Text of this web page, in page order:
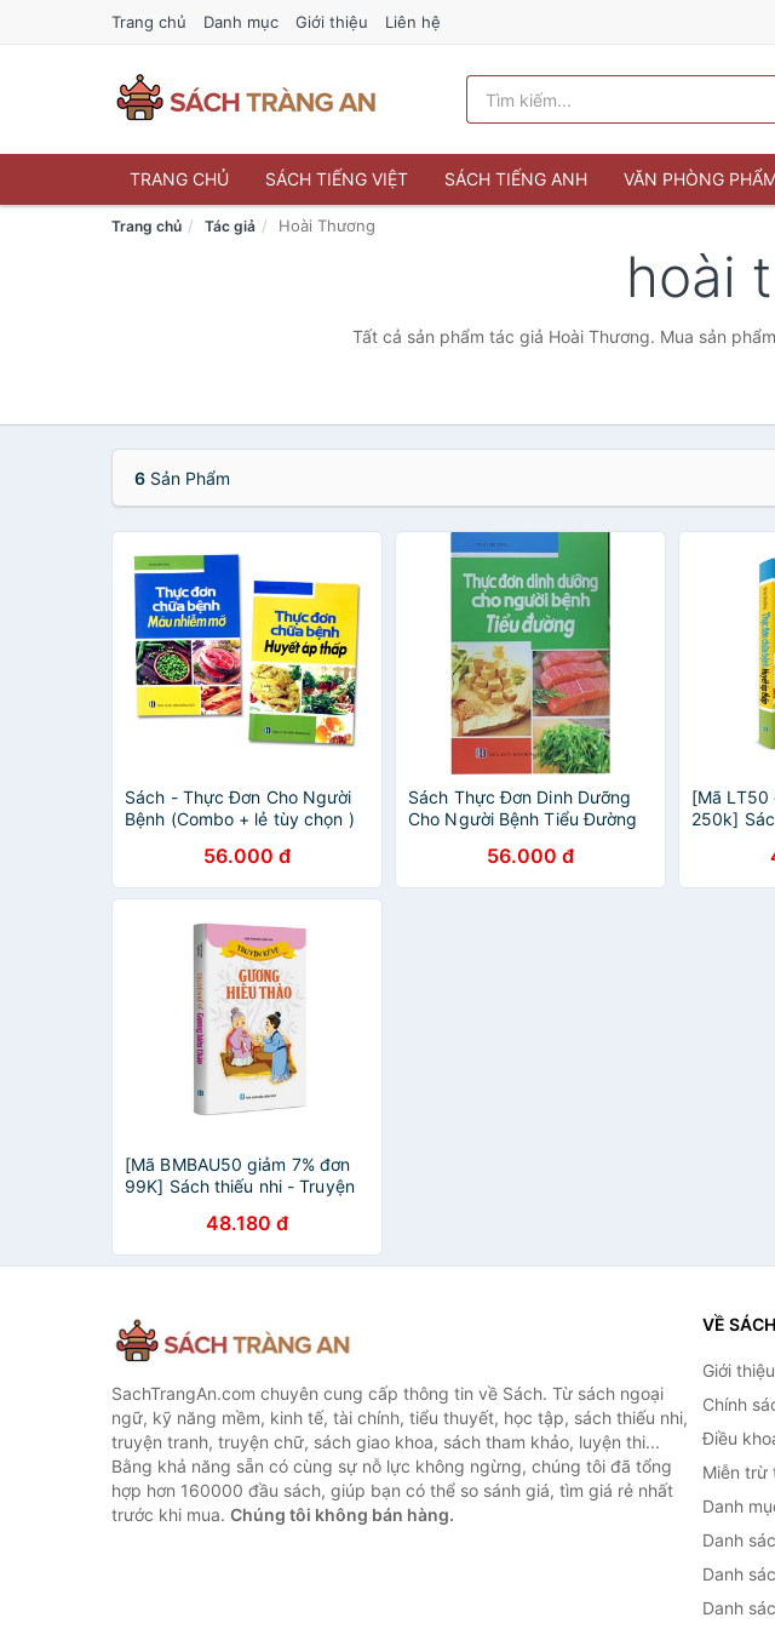
Trang chủ Danh mục Giới thiệu Liên hệ
TRANG CHỦ SÁCH TIẾNG VIỆT SÁCH TIẾNG ANH VĂN PHÒNG
Trang chủ Tác giả Hoài Thương
hoài
Tất cả sản phẩm tác giả Hoài Thương. Mua sản
6 Sản Phẩm
Sách - Thực Đơn Cho Người
Bệnh (Combo + lẻ tùy chọn )
56.000 đ
Sách Thực Đơn Dinh Dưỡng
Cho Người Bệnh Tiểu Đường
56.000 đ
[Mã LT50
250k]
huyết áp
[Mã BMBAU50 giảm 7% đơn
99K] Sách thiếu nhi - Truyện
48.180 đ
SachTrangAn.com chuyên cung cấp thông tin về Sách. Từ sách ngoại
ngữ, kỹ năng mềm, kinh tế, tài chính, tiểu thuyết, học tập, sách thiếu nhi,
truyện tranh, truyện chữ, sách giao khoa, sách tham khảo, luyện thi...
Bằng khả năng sẵn có cùng sự nỗ lực không ngừng, chúng tôi đã tổng
hợp hơn 160000 đầu sách, giúp bạn có thể so sánh giá, tìm giá rẻ nhất
trước khi mua. Chúng tôi không bán hàng.
VỀ
Giới thiệu
Chính
Điều
Miễn trừ
Danh
Danh
Danh
Danh